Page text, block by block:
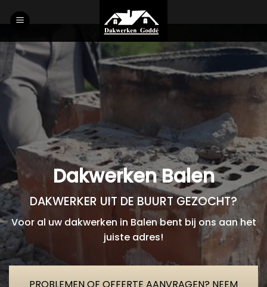
to
Dakwerken Balen
DAKWERKER UIT DE BUURT GEZOCHT?
Voor al uw dakwerken in Balen bent bij ons aan het
juiste adres!
PROBLEMEN OF OFFERTE AANVRAGEN? NEEM